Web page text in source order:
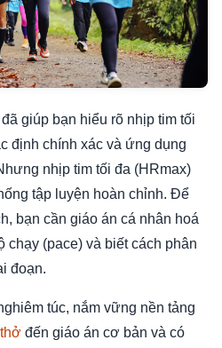
giúp bạn hiểu rõ nhịp tim tối
định chính xác và ứng dụng
nhịp tim tối đa (HRmax)
tập luyện hoàn chỉnh. Để
bạn cần giáo án cá nhân hoá
chạy (pace) và biết cách phân
đoạn.
túc, nắm vững nền tảng
đến giáo án cơ bản và có